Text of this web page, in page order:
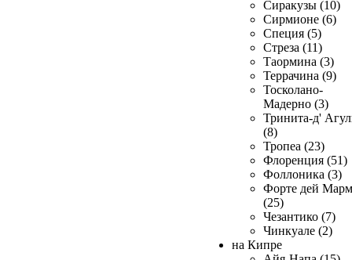
Сиракузы (10)
Сирмионе (6)
Специя (5)
Стреза (11)
Таормина (3)
Террачина (9)
Тосколано-
Мадерно (3)
Тринита-д'
(8)
Тропеа (23)
Флоренция (51)
Фоллоника (3)
Форте дей
(25)
Чезантико (7)
Чинкуале (2)
на Кипре